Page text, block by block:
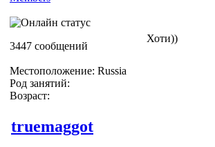
3447 сообщений
Местоположение: Russia
Род занятий:
Возраст:
Хоти))
truemaggot